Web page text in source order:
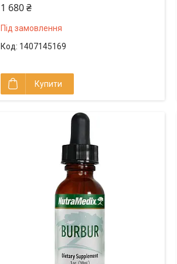
1 680 ₴
Під замовлення
1407145169
Купити